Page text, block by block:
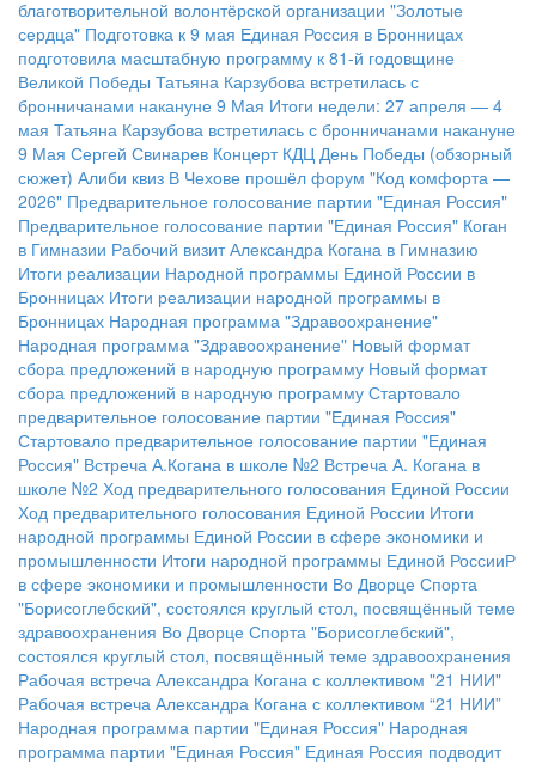
благотворительной волонтёрской организации "Золотые
сердца" Подготовка к 9 мая Единая Россия в Бронницах
подготовила масштабную программу к 81-й годовщине
Великой Победы Татьяна Карзубова встретилась с
бронничанами накануне 9 Мая Итоги недели: 27 апреля — 4
мая Татьяна Карзубова встретилась с бронничанами накануне
9 Мая Сергей Свинарев Концерт КДЦ День Победы (обзорный
сюжет) Алиби квиз В Чехове прошёл форум "Код комфорта —
2026" Предварительное голосование партии "Единая Россия"
Предварительное голосование партии "Единая Россия" Коган
в Гимназии Рабочий визит Александра Когана в Гимназию
Итоги реализации Народной программы Единой России в
Бронницах Итоги реализации народной программы в
Бронницах Народная программа "Здравоохранение"
Народная программа "Здравоохранение" Новый формат
сбора предложений в народную программу Новый формат
сбора предложений в народную программу Стартовало
предварительное голосование партии "Единая Россия"
Стартовало предварительное голосование партии "Единая
Россия" Встреча А.Когана в школе №2 Встреча А. Когана в
школе №2 Ход предварительного голосования Единой России
Ход предварительного голосования Единой России Итоги
народной программы Единой России в сфере экономики и
промышленности Итоги народной программы Единой РоссииР
в сфере экономики и промышленности Во Дворце Спорта
"Борисоглебский", состоялся круглый стол, посвящённый теме
здравоохранения Во Дворце Спорта "Борисоглебский",
состоялся круглый стол, посвящённый теме здравоохранения
Рабочая встреча Александра Когана с коллективом "21 НИИ"
Рабочая встреча Александра Когана с коллективом “21 НИИ”
Народная программа партии "Единая Россия" Народная
программа партии "Единая Россия" Единая Россия подводит